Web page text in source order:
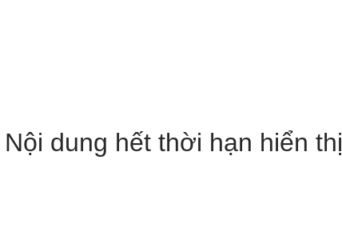
Nội dung hết thời hạn hiển thị